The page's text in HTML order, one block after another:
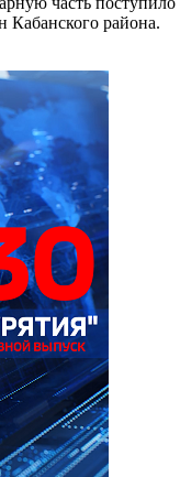
Кабанского района.